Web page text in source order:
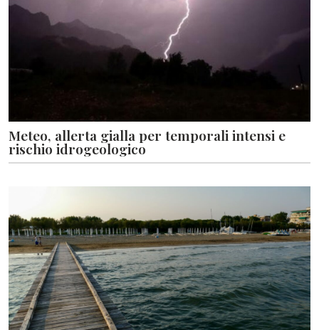
Meteo, allerta gialla per temporali intensi e
rischio idrogeologico